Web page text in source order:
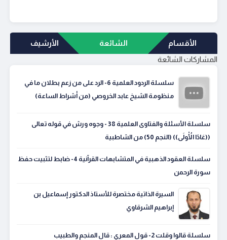
الأقسام الشائعة
الأرشيف
المشاركات الشائعة
سلسلة الردود العلمية 6- الرد على من زعم بطلان ما في
منظومة الشيخ عابد الخروصي (من أشراط الساعة)
سلسلة الأسئلة والفتاوى العلمية 38 - وجوه ورش في قوله تعالى
((عَادًا الْأُولَى)) (النجم 50) من الشاطبية
سلسلة العقود الذهبية في المتشابهات القرآنية 4- ضابط لتثبيت حفظ
سورة الرحمن
السيرة الذاتية مختصرة للأستاذ الدكتور إسماعيل بن
إبراهيم الشرقاوي
سلسلة قالوا وقلت 2- قول المعري : قال المنجم والطبيب